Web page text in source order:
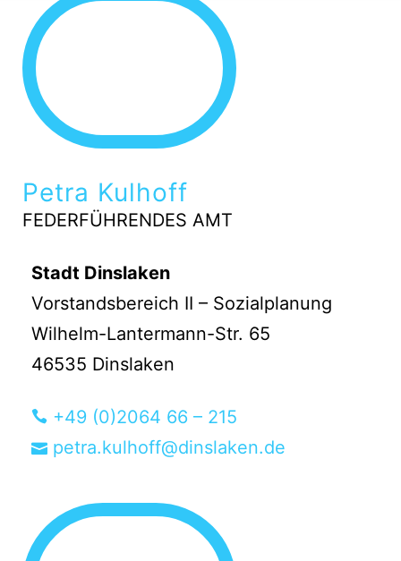
Petra Kulhoff
FEDERFÜHRENDES AMT
Stadt Dinslaken
Vorstandsbereich II – Sozialplanung
Wilhelm-Lantermann-Str. 65
46535 Dinslaken
+49 (0)2064 66 – 215
petra.kulhoff@dinslaken.de